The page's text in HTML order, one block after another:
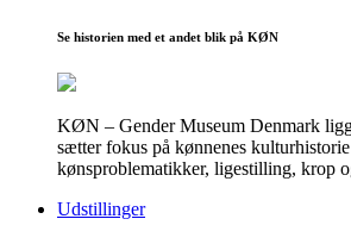
Se historien med et andet blik på KØN
KØN – Gender Museum Denmark
sætter fokus på kønnenes
kønsproblematikker, ligestilling, krop
Udstillinger